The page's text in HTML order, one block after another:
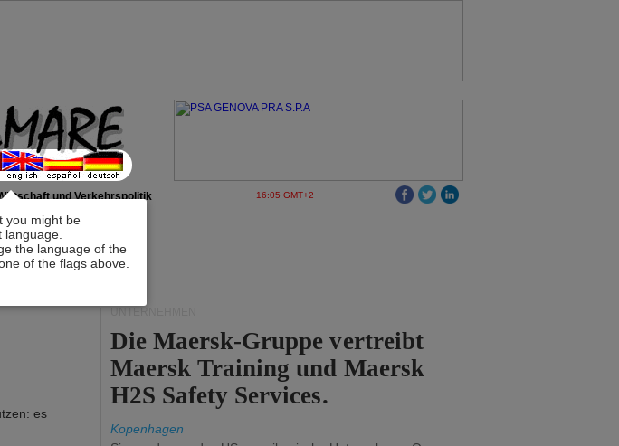
you might be
the language of the
of the flags above.
und Verkehrspolitik 16:05 GMT+2
es
UNTERNEHMEN
Die Maersk-Gruppe vertreibt
Maersk Training und Maersk
H2S Safety Services.
Kopenhagen